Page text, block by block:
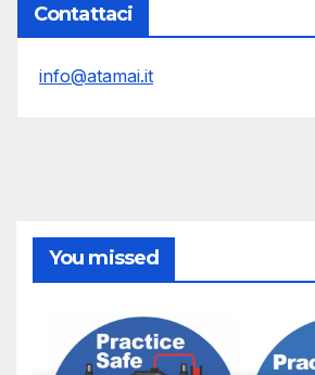
Contattaci
info@atamai.it
You missed